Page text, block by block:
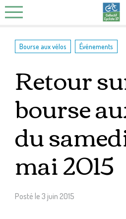
Skip
to
Bourse aux vélos Événements
Retour
bourse
du
mai 2015
Posté le 3 juin 2015